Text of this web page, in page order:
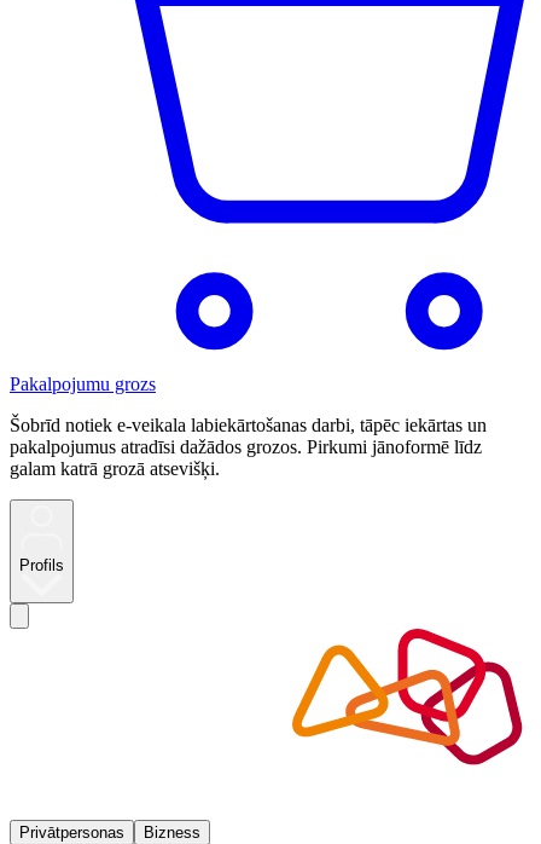
Pakalpojumu grozs
Šobrīd notiek e-veikala labiekārtošanas darbi, tāpēc iekārtas un
pakalpojumus atradīsi dažādos grozos. Pirkumi jānoformē līdz
galam katrā grozā atsevišķi.
Profils
Privātpersonas Bizness